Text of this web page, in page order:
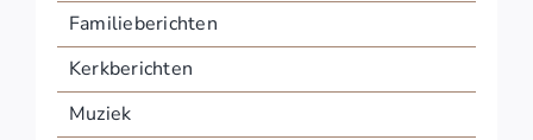
Familieberichten
Kerkberichten
Muziek